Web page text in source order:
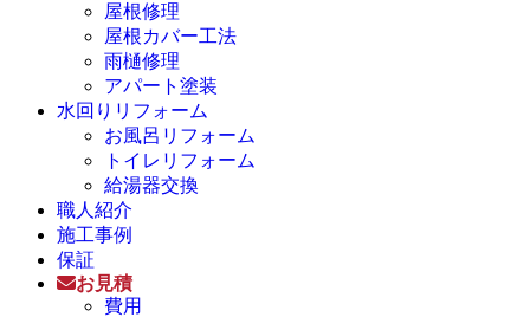
屋根修理
屋根カバー工法
雨樋修理
アパート塗装
水回りリフォーム
お風呂リフォーム
トイレリフォーム
給湯器交換
職人紹介
施工事例
保証
お見積
費用